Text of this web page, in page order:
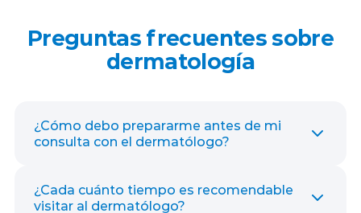
Preguntas frecuentes sobre
dermatología
¿Cómo debo prepararme antes de mi
consulta con el dermatólogo?
Para que la consulta sea más efectiva, es
recomendable:
¿Cada cuánto tiempo es recomendable
visitar al dermatólogo?